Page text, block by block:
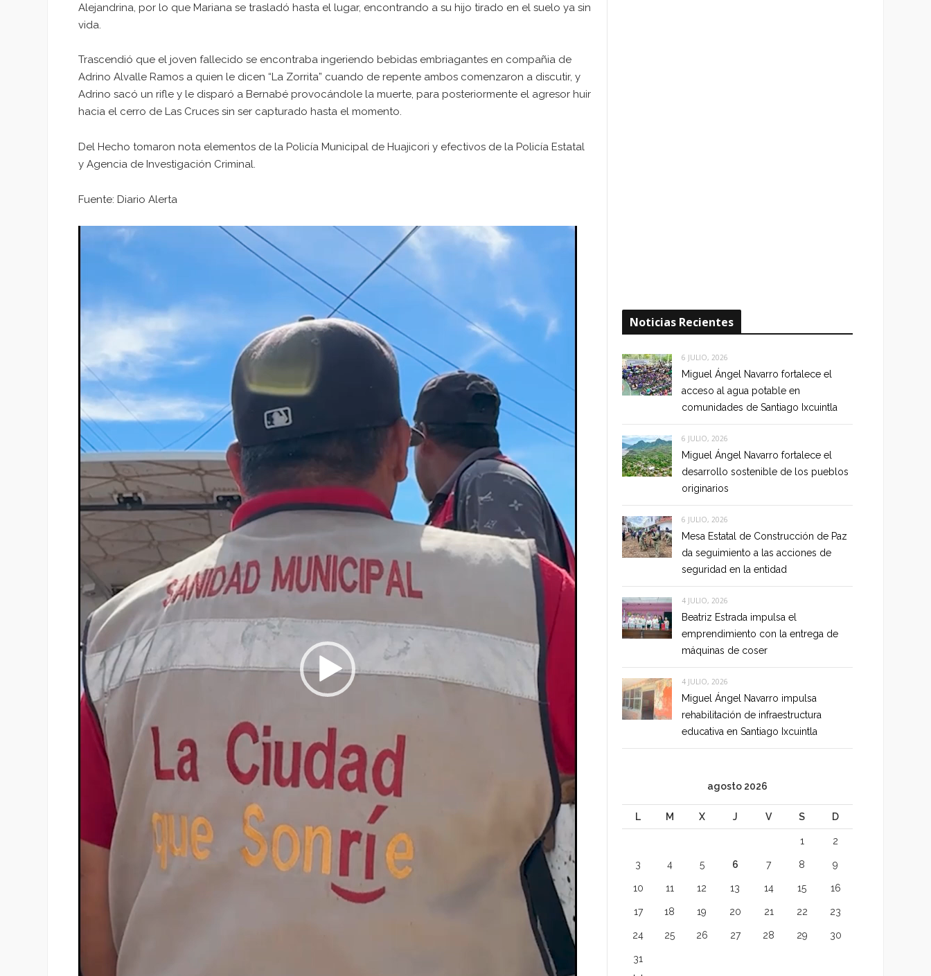
Alejandrina, por lo que Mariana se trasladó hasta el lugar, encontrando a su hijo tirado en el suelo ya sin
vida.
Trascendió que el joven fallecido se encontraba ingeriendo bebidas embriagantes en compañia de
Adrino Alvalle Ramos a quien le dicen “La Zorrita” cuando de repente ambos comenzaron a discutir, y
Adrino sacó un rifle y le disparó a Bernabé provocándole la muerte, para posteriormente el agresor huir
hacia el cerro de Las Cruces sin ser capturado hasta el momento.
Del Hecho tomaron nota elementos de la Policía Municipal de Huajicori y efectivos de la Policía Estatal
y Agencia de Investigación Criminal.
Fuente: Diario Alerta
Reproductor
Noticias Recientes
6 JULIO, 2026
Miguel Ángel Navarro fortalece el
acceso al agua potable en
comunidades de Santiago Ixcuintla
6 JULIO, 2026
Miguel Ángel Navarro fortalece el
desarrollo sostenible de los pueblos
originarios
6 JULIO, 2026
Mesa Estatal de Construcción de Paz
da seguimiento a las acciones de
seguridad en la entidad
4 JULIO, 2026
Beatriz Estrada impulsa el
emprendimiento con la entrega de
máquinas de coser
4 JULIO, 2026
Miguel Ángel Navarro impulsa
rehabilitación de infraestructura
educativa en Santiago Ixcuintla
agosto 2026
L M X J V S D
1 2
3 4 5 6 7 8 9
10 11 12 13 14 15 16
17 18 19 20 21 22 23
24 25 26 27 28 29 30
31